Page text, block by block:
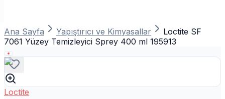
Ana Sayfa Yapıştırıcı ve Kimyasallar
Loctite SF
7061 Yüzey Temizleyici Sprey 400 ml 195913
Loctite